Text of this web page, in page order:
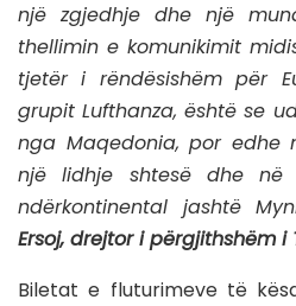
një zgjedhje dhe një
thellimin e komunikimit
tjetër i rëndësishëm për
grupit Lufthanza, është se
nga Maqedonia, por edhe
një lidhje shtesë dhe në
ndërkontinental jashtë
Ersoj, drejtor i përgjithshëm i
Biletat e fluturimeve të